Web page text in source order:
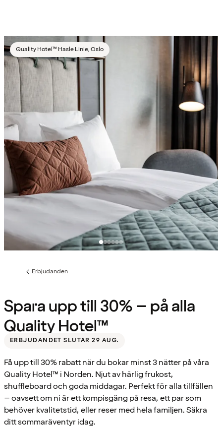
Quality Hotel™ Hasle Linie, Oslo
Föregående
Erbjudanden
Spara upp till 30% – på alla
Quality Hotel™
ERBJUDANDET SLUTAR 29 AUG.
Få upp till 30% rabatt när du bokar minst 3 nätter på våra
Quality Hotel™ i Norden. Njut av härlig frukost,
shuffleboard och goda middagar. Perfekt för alla tillfällen
– oavsett om ni är ett kompisgäng på resa, ett par som
behöver kvalitetstid, eller reser med hela familjen. Säkra
ditt sommaräventyr idag.